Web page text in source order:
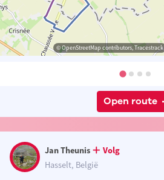
© OpenStreetMap contributors, Tracestrack
Open route
Jan Theunis
Volg
Hasselt, België